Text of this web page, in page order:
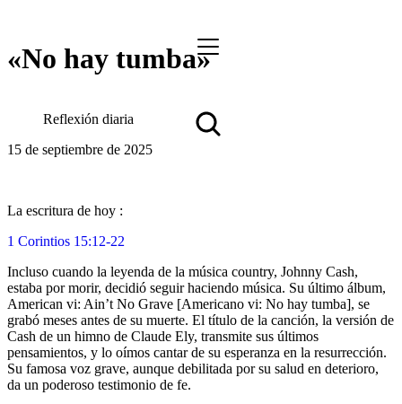
«No hay tumba»
Reflexión diaria
15 de septiembre de 2025
La escritura de hoy :
1 Corintios 15:12-22
Incluso cuando la leyenda de la música country, Johnny Cash,
estaba por morir, decidió seguir haciendo música. Su último álbum,
American vi: Ain’t No Grave [Americano vi: No hay tumba], se
grabó meses antes de su muerte. El título de la canción, la versión de
Cash de un himno de Claude Ely, transmite sus últimos
pensamientos, y lo oímos cantar de su esperanza en la resurrección.
Su famosa voz grave, aunque debilitada por su salud en deterioro,
da un poderoso testimonio de fe.